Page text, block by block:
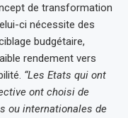
de transformation
ci nécessite des
budgétaire,
rendement vers
“Les Etats qui ont
ont choisi de
ou internationales de